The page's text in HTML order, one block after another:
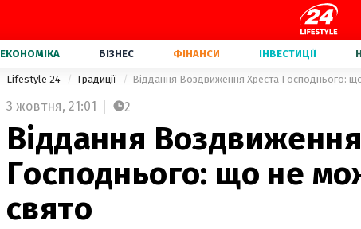
ЕКОНОМІКА БІЗНЕС ФІНАНСИ ІНВЕСТИЦІЇ
Lifestyle 24 Традиції Віддання Воздвиження Хреста Господнього:
3 жовтня, 21:01 2
Віддання
Господнього: що не
свято